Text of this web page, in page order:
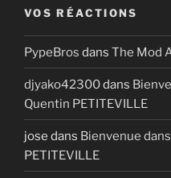
VOS RÉACTIONS
PypeBros dans The Mod
djyako42300dans
Quentin PETITEVILLE
jose dans Bienvenue
PETITEVILLE